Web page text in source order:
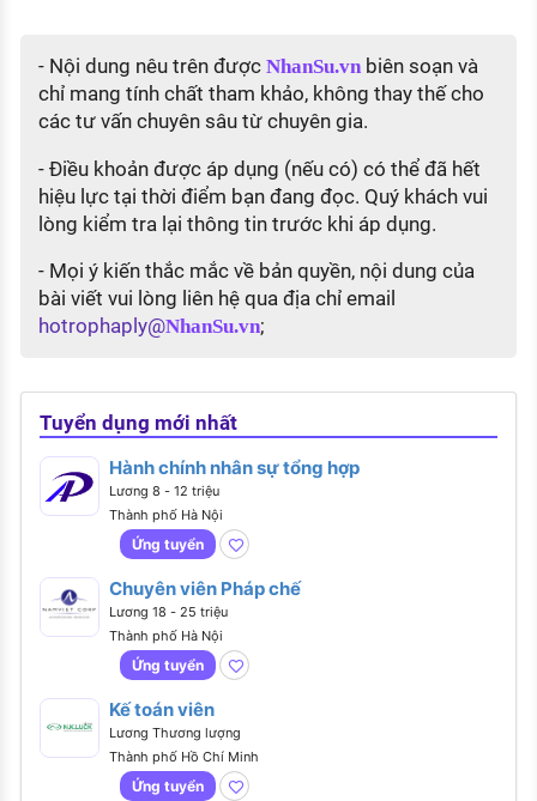
- Nội dung nêu trên được NhanSu.vnbiên soạn và
chỉ mang tính chất tham khảo, không thay thế cho
các tư vấn chuyên sâu từ chuyên gia.
- Điều khoản được áp dụng (nếu có) có thể đã hết
hiệu lực tại thời điểm bạn đang đọc. Quý khách vui
lòng kiểm tra lại thông tin trước khi áp dụng.
- Mọi ý kiến thắc mắc về bản quyền, nội dung của
bài viết vui lòng liên hệ qua địa chỉ email
hotrophaply@NhanSu.vn;
Tuyển dụng mới nhất
Hành chính nhân sự tổng hợp
Lương 8 - 12 triệu
Thành phố Hà Nội
Ứng tuyển
Chuyên viên Pháp chế
Lương 18 - 25 triệu
Thành phố Hà Nội
Ứng tuyển
Kế toán viên
Lương Thương lượng
Thành phố Hồ Chí Minh
Ứng tuyển